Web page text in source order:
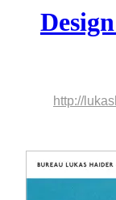
http://http://